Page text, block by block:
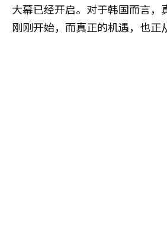
大幕已经开启。对于韩国而言，
刚刚开始，而真正的机遇，也正